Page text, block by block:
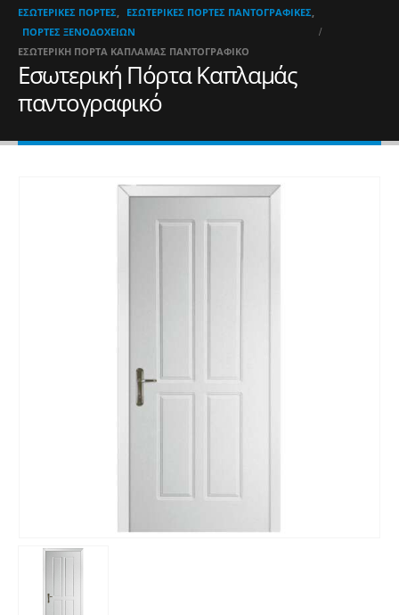
ΕΣΩΤΕΡΙΚΈΣ ΠΌΡΤΕΣ
ΕΣΩΤΕΡΙΚΈΣ ΠΌΡΤΕΣ ΠΑΝΤΟΓΡΑΦΙΚΈΣ
ΠΌΡΤΕΣ ΞΕΝΟΔΟΧΕΊΩΝ
ΕΣΩΤΕΡΙΚΉ ΠΌΡΤΑ ΚΑΠΛΑΜΆΣ ΠΑΝΤΟΓΡΑΦΙΚΌ
Εσωτερική Πόρτα Καπλαμάς
παντογραφικό